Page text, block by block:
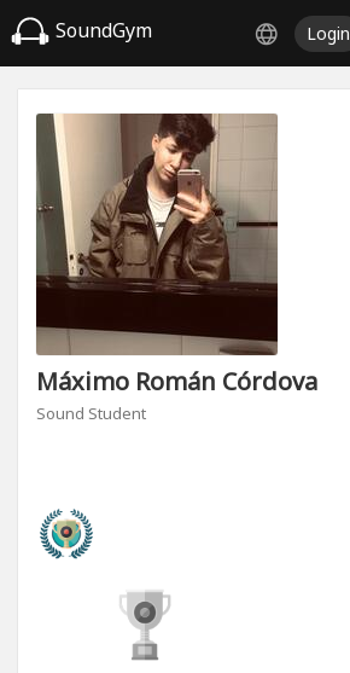
SoundGym Login
Máximo Román Córdova
Sound Student